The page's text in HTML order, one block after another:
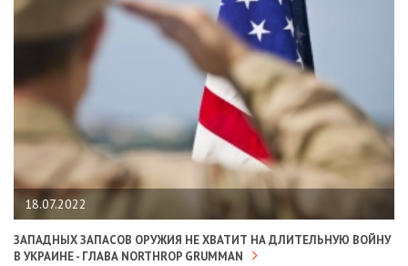
18.07.2022
ЗАПАДНЫХ ЗАПАСОВ ОРУЖИЯ НЕ ХВАТИТ НА ДЛИТЕЛЬНУЮ ВОЙНУ
В УКРАИНЕ - ГЛАВА NORTHROP GRUMMAN